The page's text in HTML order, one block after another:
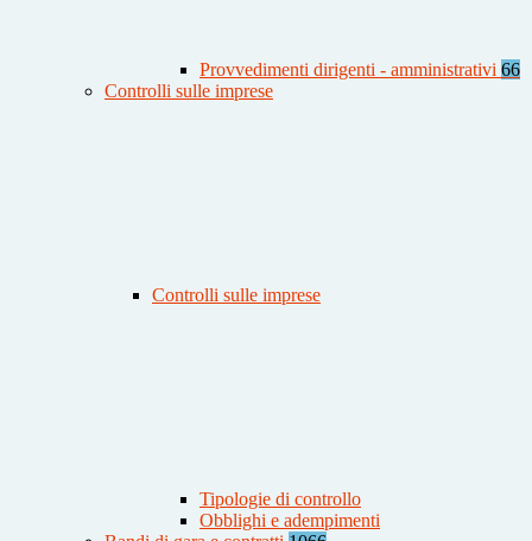
Provvedimenti dirigenti - amministrativi 66
Controlli sulle imprese
Controlli sulle imprese
Tipologie di controllo
Obblighi e adempimenti